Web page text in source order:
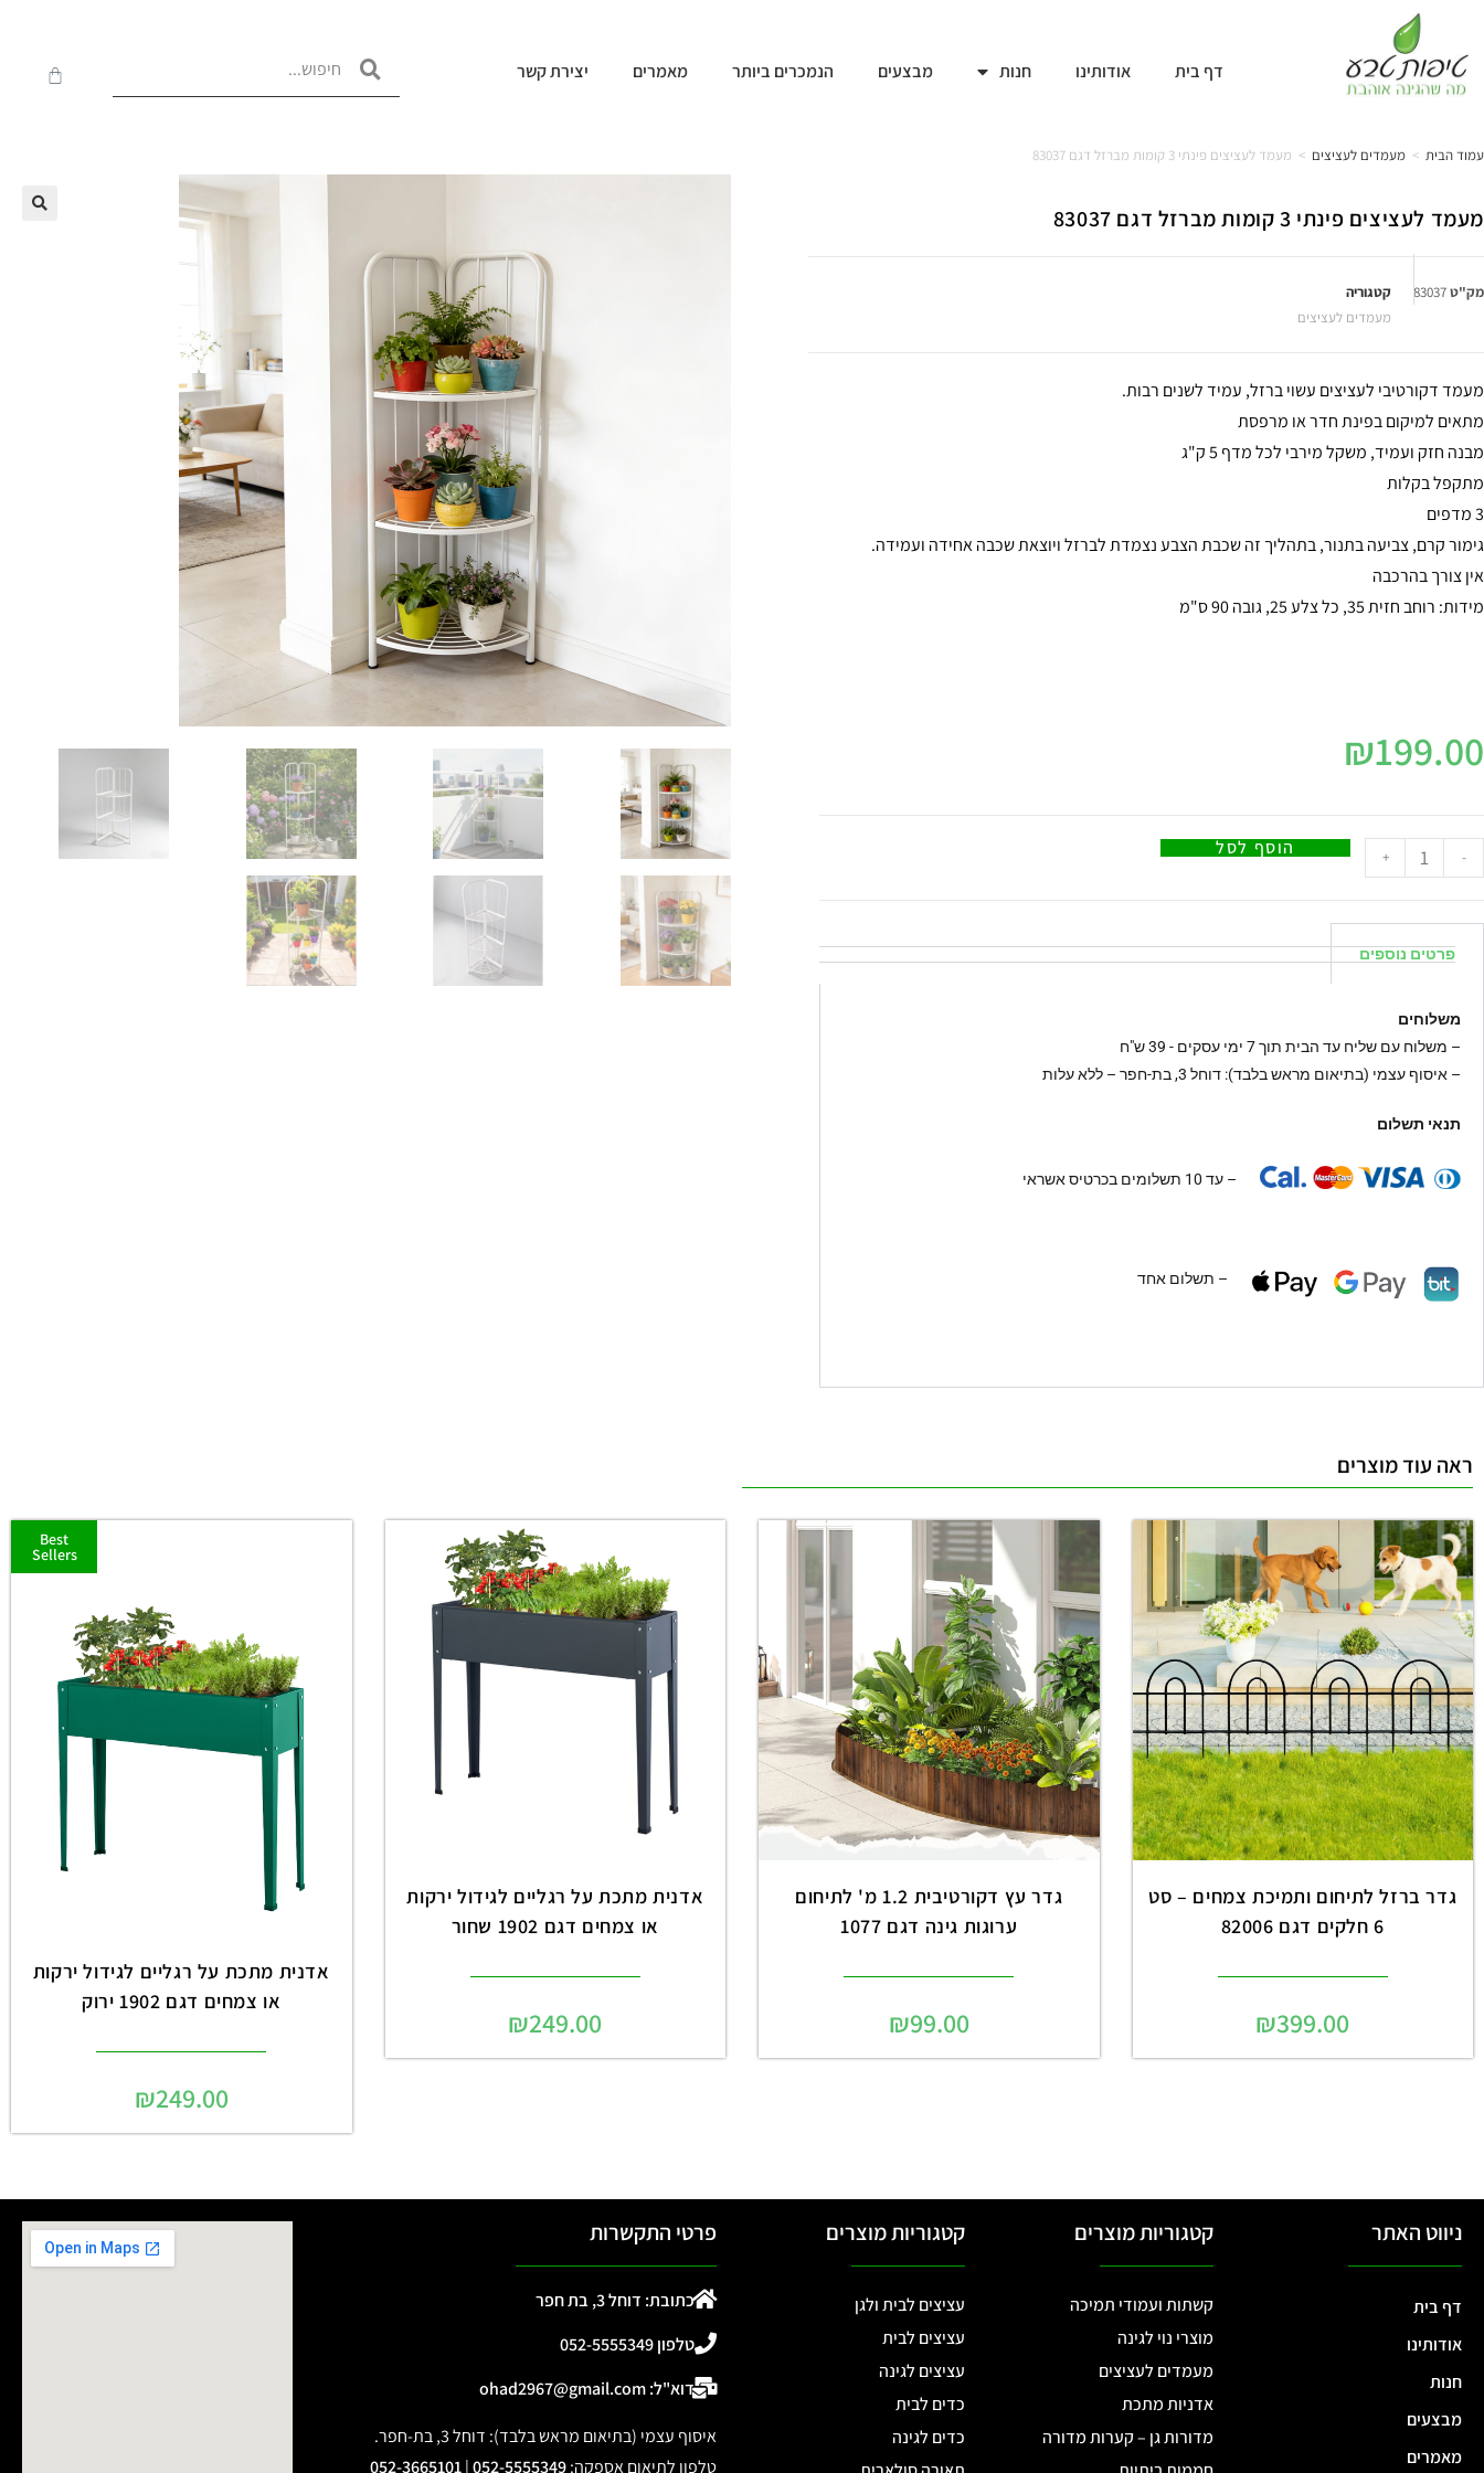
דף בית אודותינו חנות מבצעים הנמכרים ביותר מאמרים יצירת קשר
עמוד הבית > מעמדים לעציצים > מעמד לעציצים פינתי 3 קומות מברזל דגם 83037
מעמד לעציצים פינתי 3 קומות מברזל דגם 83037
מק"ט83037
קטגוריה
מעמדים לעציצים
מעמד דקורטיבי לעציצים עשוי ברזל, עמיד לשנים רבות.
מתאים למיקום בפינת חדר או מרפסת
מבנה חזק ועמיד, משקל מירבי לכל מדף 5 ק"ג
מתקפל בקלות
3 מדפים
גימור קרם, צביעה בתנור, בתהליך זה שכבת הצבע נצמדת לברזל ויוצאת שכבה אחידה ועמידה.
אין צורך בהרכבה
מידות: רוחב חזית 35, כל צלע 25, גובה 90 ס"מ
₪199.00
-
+ הוסף לסל
פרטים נוספים
משלוחים
– משלוח עם שליח עד הבית תוך 7 ימי עסקים - 39 ש"ח
– איסוף עצמי (בתיאום מראש בלבד): דוחל 3, בת-חפר – ללא עלות
תנאי תשלום
– עד 10 תשלומים בכרטיס אשראי
– תשלום אחד
ראה עוד מוצרים
גדר ברזל לתיחום ותמיכת צמחים – סט
6 חלקים דגם 82006
₪399.00
גדר עץ דקורטיבית 1.2 מ' לתיחום
ערוגות גינה דגם 1077
₪99.00
אדנית מתכת על רגליים לגידול ירקות
או צמחים דגם 1902 שחור
₪249.00
Best
Sellers
אדנית מתכת על רגליים לגידול ירקות
או צמחים דגם 1902 ירוק
₪249.00
ניווט האתר
דף בית
אודותינו
חנות
מבצעים
מאמרים
קטגוריות מוצרים
קשתות ועמודי תמיכה
מוצרי נוי לגינה
מעמדים לעציצים
אדניות מתכת
מדורות גן – קערות מדורה
קטגוריות מוצרים
עציצים לבית ולגן
עציצים לבית
עציצים לגינה
כדים לבית
כדים לגינה
פרטי התקשרות
כתובת: דוחל 3, בת חפר
טלפון 052-5555349
דוא"ל: ohad2967@gmail.com
איסוף עצמי (בתיאום מראש בלבד): דוחל 3, בת-חפר.
טלפון לתיאום אספקה:
052-5555349
|
052-3665101